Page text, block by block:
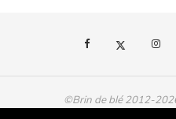
©Brin de blé 2012-